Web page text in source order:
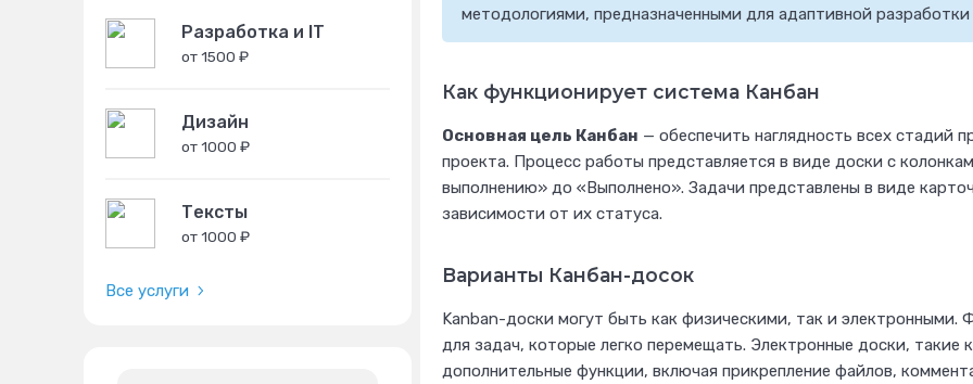
Разработка и IT
от 1500 ₽
Дизайн
от 1000 ₽
Тексты
от 1000 ₽
Все услуги
методологиями, предназначенными для адаптивной
Как функционирует система Канбан
Основная цель Канбан — обеспечить наглядность всех стадий
проекта. Процесс работы представляется в виде доски с
выполнению» до «Выполнено». Задачи представлены в виде
зависимости от их статуса.
Варианты Канбан-досок
Kanban-доски могут быть как физическими, так и электронными.
для задач, которые легко перемещать. Электронные доски, такие
дополнительные функции, включая прикрепление файлов,